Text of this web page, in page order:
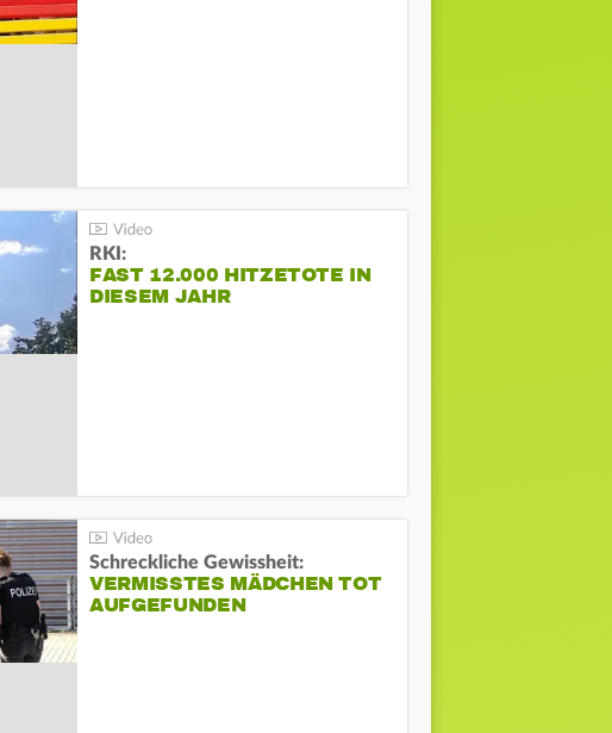
RKI:
FAST 12.000 HITZETOTE IN
DIESEM JAHR
Schreckliche Gewissheit:
VERMISSTES MÄDCHEN TOT
AUFGEFUNDEN